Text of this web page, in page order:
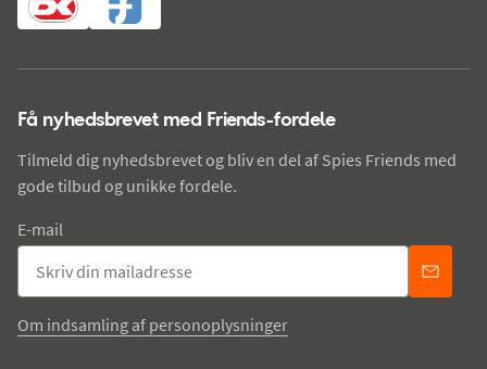
Få nyhedsbrevet med Friends-fordele
Tilmeld dig nyhedsbrevet og bliv en del af Spies Friends med
gode tilbud og unikke fordele.
E-mail
Om indsamling af personoplysninger